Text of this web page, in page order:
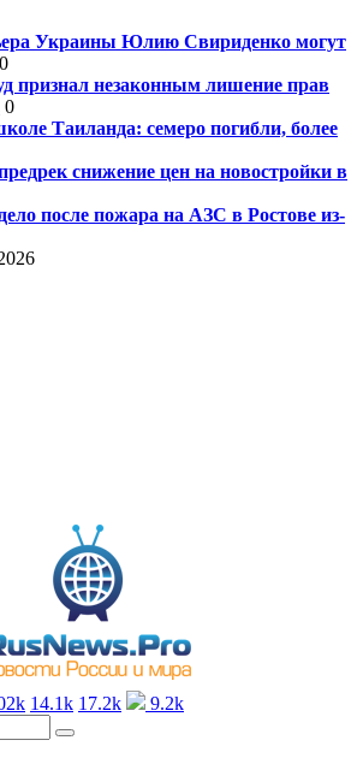
Украины Юлию Свириденко могут
0
признал незаконным лишение прав
0
Таиланда: семеро погибли, более
снижение цен на новостройки в
после пожара на АЗС в Ростове из-
14.1k 17.2k 9.2k